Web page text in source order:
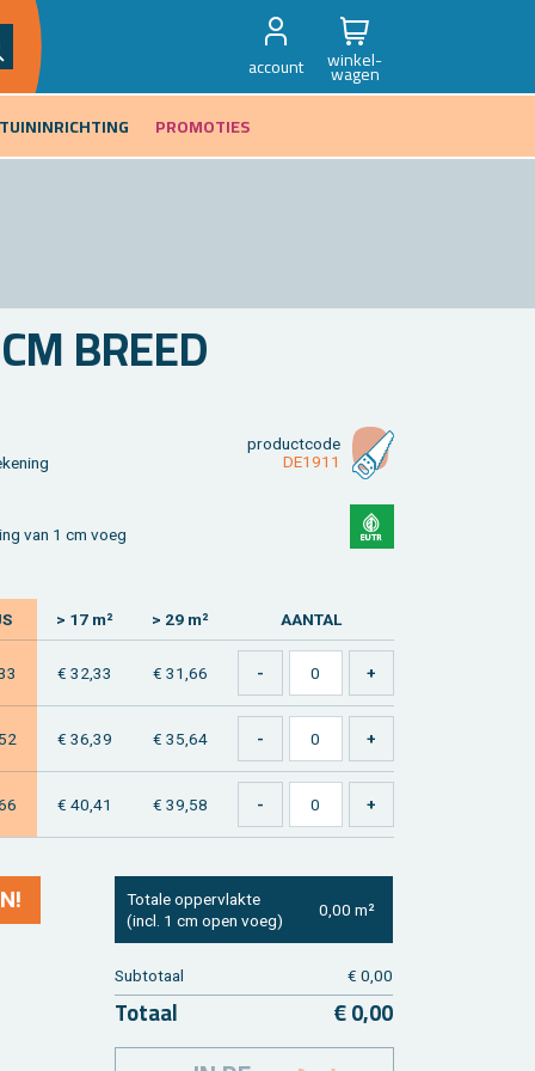
account winkel-
wagen
TUININRICHTING PROMOTIES
BREED
van 1 cm voeg
product­code
DE1911
> 17 m² > 29 m² AAN­TAL
€ 32,33 € 31,66
€ 36,39 € 35,64
€ 40,41 € 39,58
To­ta­le op­per­vlak­te
(incl. 1 cm open voeg)
0,00 m²
Sub­to­taal € 0,00
To­taal € 0,00